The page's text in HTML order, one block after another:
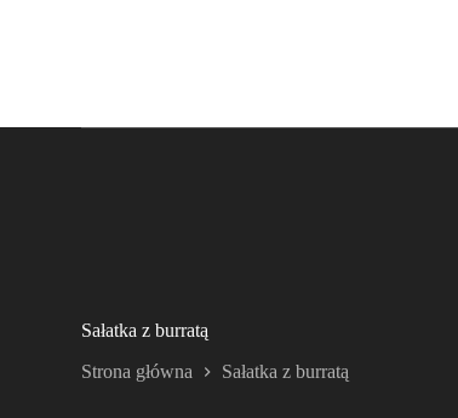
Sałatka z burratą
Strona główna Sałatka z burratą